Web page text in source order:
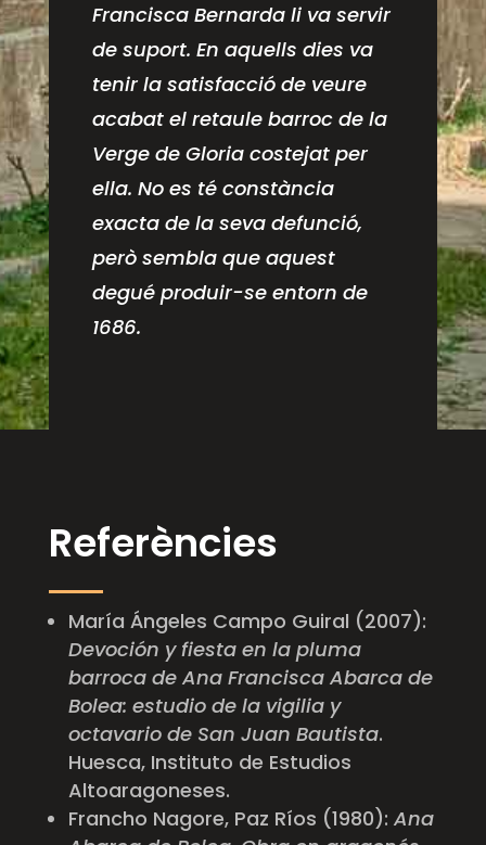
Francisca Bernarda li va servir
de suport. En aquells dies va
tenir la satisfacció de veure
acabat el retaule barroc de la
Verge de Gloria costejat per
ella. No es té constància
exacta de la seva defunció,
però sembla que aquest
degué produir-se entorn de
1686.
Referències
María Ángeles Campo Guiral (2007):
Devoción y fiesta en la pluma
barroca de Ana Francisca Abarca de
Bolea: estudio de la vigilia y
octavario de San Juan Bautista.
Huesca, Instituto de Estudios
Altoaragoneses.
Francho Nagore, Paz Ríos (1980): Ana